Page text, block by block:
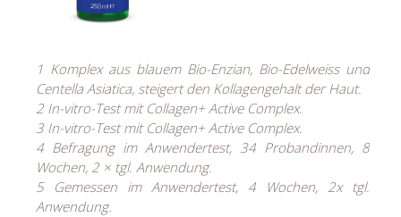
1 Komplex aus blauem Bio-Enzian, Bio-Edelweiss und
Centella Asiatica, steigert den Kollagengehalt der Haut.
2 In-vitro-Test mit Collagen+ Active Complex.
3 In-vitro-Test mit Collagen+ Active Complex.
4 Befragung im Anwendertest, 34 Probandinnen, 8
Wochen, 2 × tgl. Anwendung.
5 Gemessen im Anwendertest, 4 Wochen, 2x tgl.
Anwendung.